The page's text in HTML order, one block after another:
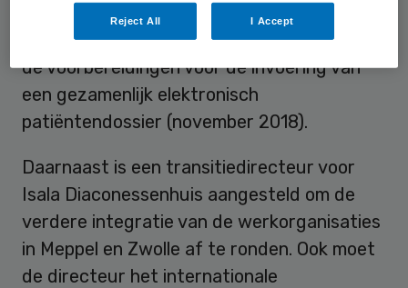
gewerkt aan het samenvoegen van diverse
applicaties, zodat gestart kan worden met
de voorbereidingen voor de invoering van
een gezamenlijk elektronisch
patiëntendossier (november 2018).
Daarnaast is een transitiedirecteur voor
Isala Diaconessenhuis aangesteld om de
verdere integratie van de werkorganisaties
in Meppel en Zwolle af te ronden. Ook moet
de directeur het internationale
Reject All I Accept